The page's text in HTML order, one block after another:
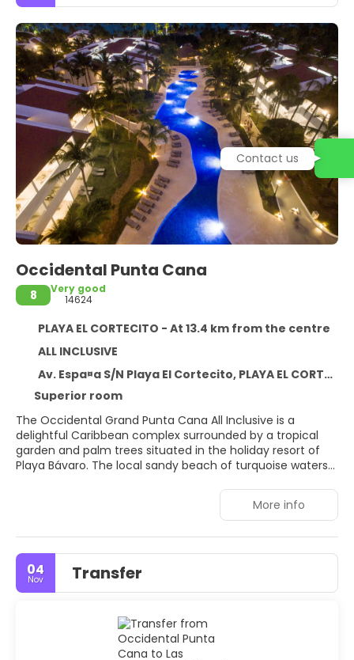
Occidental Punta Cana
8
Very good
14624
PLAYA EL CORTECITO - At 13.4 km from the centre
ALL INCLUSIVE
Av. Espa¤a S/N Playa El Cortecito, PLAYA EL CORTECITO 33126
Superior room
The Occidental Grand Punta Cana All Inclusive is a
delightful Caribbean complex surrounded by a tropical
garden and palm trees situated in the holiday resort of
Playa Bávaro. The local sandy beach of turquoise waters
wide range of all-inclusive services and facilities. In
addition, there are 7 bars, a discotheque, a buffet
restaurant, restaurants à la carte and other dining
options.
More info
04
Nov Transfer
Contact us